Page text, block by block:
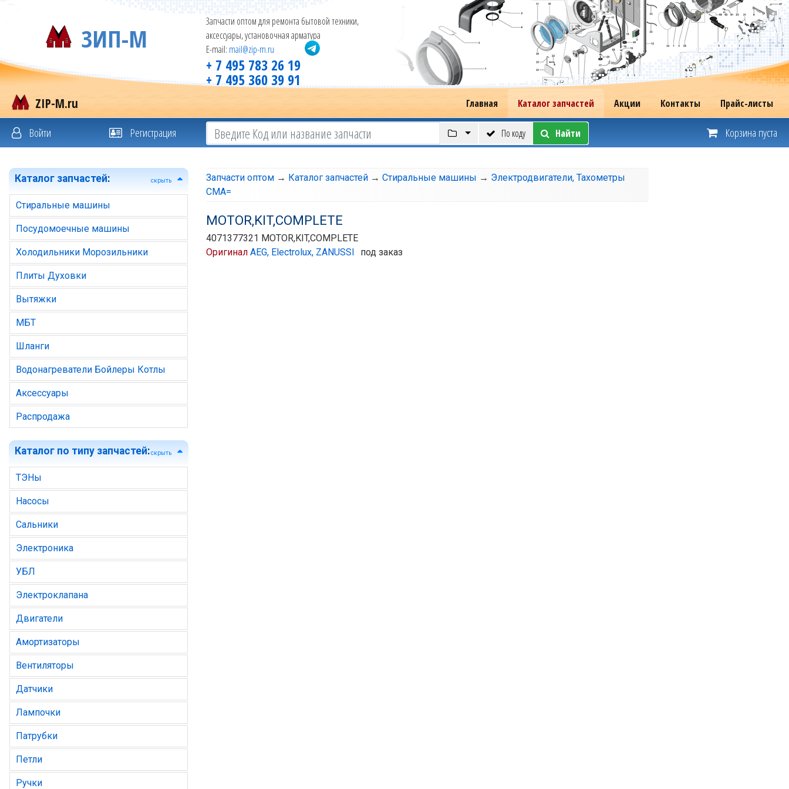
ЗИП-М
Запчасти оптом для ремонта бытовой техники,
аксессуары, установочная арматура
E-mail: mail@zip-m.ru
+ 7 495 783 26 19
+ 7 495 360 39 91
ZIP-M.ru Главная Каталог запчастей Акции Контакты Прайс-листы
Войти Регистрация По коду Найти Корзина пуста
Каталог запчастей: скрыть
Стиральные машины
Посудомоечные машины
Холодильники Морозильники
Плиты Духовки
Вытяжки
МБТ
Шланги
Водонагреватели Бойлеры Котлы
Аксессуары
Распродажа
Каталог по типу запчастей:скрыть
ТЭНы
Насосы
Сальники
Электроника
УБЛ
Электроклапана
Двигатели
Амортизаторы
Вентиляторы
Датчики
Лампочки
Патрубки
Петли
Ручки
Запчасти оптом → Каталог запчастей → Стиральные машины → Электродвигатели, Тахометры
СМА=
MOTOR,KIT,COMPLETE
4071377321 MOTOR,KIT,COMPLETE
Оригинал AEG, Electrolux, ZANUSSI под заказ